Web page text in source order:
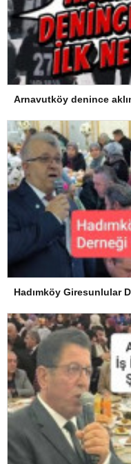
Arnavutköy denince
Hadımköy Giresunlular